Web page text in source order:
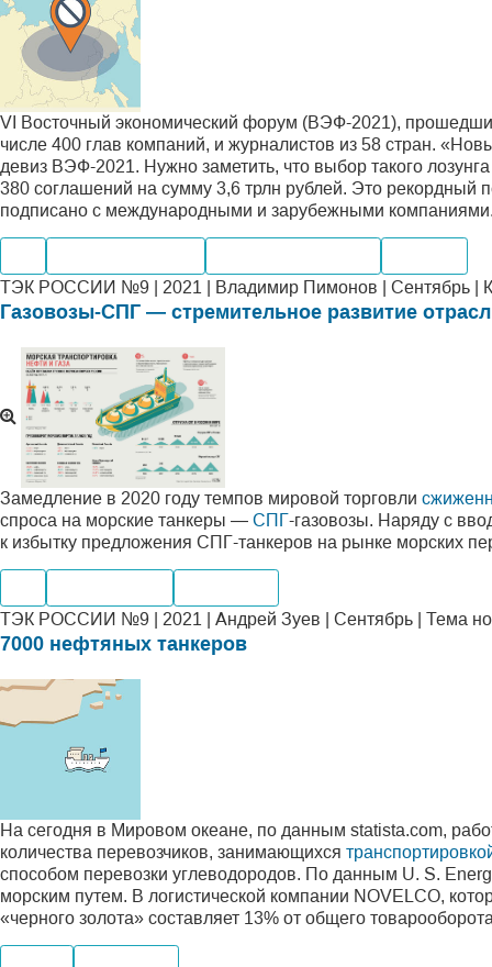
VI Восточный экономический форум (ВЭФ-2021),
числе 400 глав компаний, и журналистов из 58 стран.
девиз ВЭФ-2021. Нужно заметить, что выбор такого
380 соглашений на сумму 3,6 трлн рублей. Это рекордный
подписано с международными и зарубежными
ТЭК РОССИИ №9 | 2021 | Владимир Пимонов | Сентябрь |
Газовозы-СПГ — стремительное развитие
Замедление в 2020 году темпов мировой торговли
спроса на морские танкеры — СПГ-газовозы. Наряду с
к избытку предложения СПГ-танкеров на рынке морских
ТЭК РОССИИ №9 | 2021 | Андрей Зуев | Сентябрь | Тема
7000 нефтяных танкеров
На сегодня в Мировом океане, по данным statista.com,
количества перевозчиков, занимающихся
способом перевозки углеводородов. По данным U. S.
морским путем. В логистической компании NOVELCO,
«черного золота» составляет 13% от общего